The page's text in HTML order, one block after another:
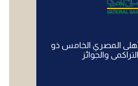
المصري الخامس ذو